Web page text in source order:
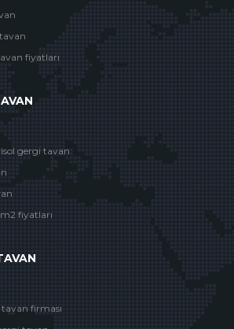
fiyatları
gergi tavan
fiyatları
firması